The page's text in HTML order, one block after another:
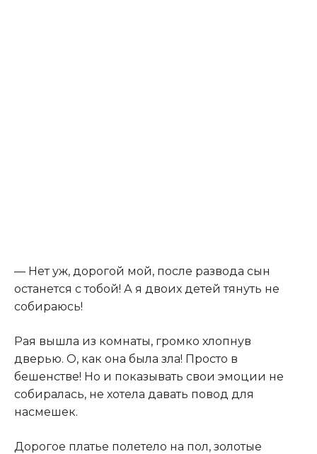
— Нет уж, дорогой мой, после развода сын
останется с тобой! А я двоих детей тянуть не
собираюсь!
Рая вышла из комнаты, громко хлопнув
дверью. О, как она была зла! Просто в
бешенстве! Но и показывать свои эмоции не
собиралась, не хотела давать повод для
насмешек.
Дорогое платье полетело на пол, золотые